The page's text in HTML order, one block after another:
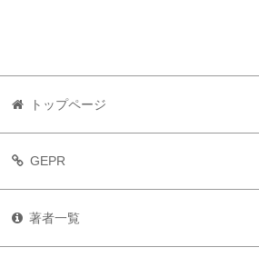
トップページ
GEPR
著者一覧